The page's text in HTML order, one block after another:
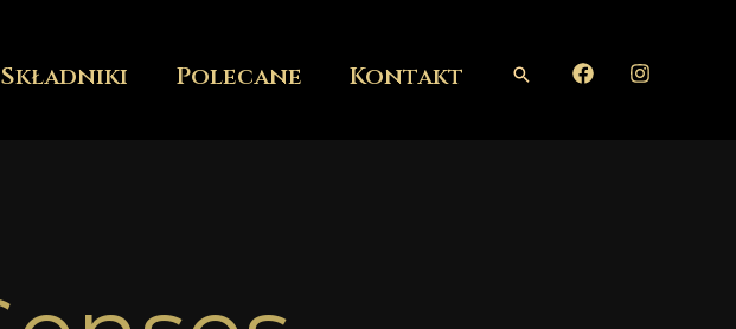
Składniki Polecane Kontakt Szukaj